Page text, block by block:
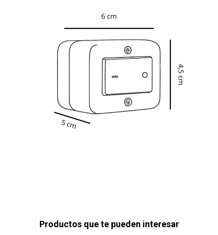
Productos que te pueden interesar